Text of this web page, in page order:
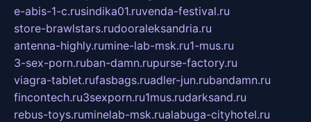
e-abis-1-c.rusindika01.ruvenda-festival.ru
store-brawlstars.rudooraleksandria.ru
antenna-highly.rumine-lab-msk.ru1-mus.ru
3-sex-porn.ruban-damn.rupurse-factory.ru
viagra-tablet.rufasbags.ruadler-jun.rubandamn.ru
fincontech.ru3sexporn.ru1mus.rudarksand.ru
rebus-toys.ruminelab-msk.rualabuga-cityhotel.ru